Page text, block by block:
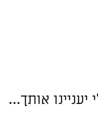
אותך...